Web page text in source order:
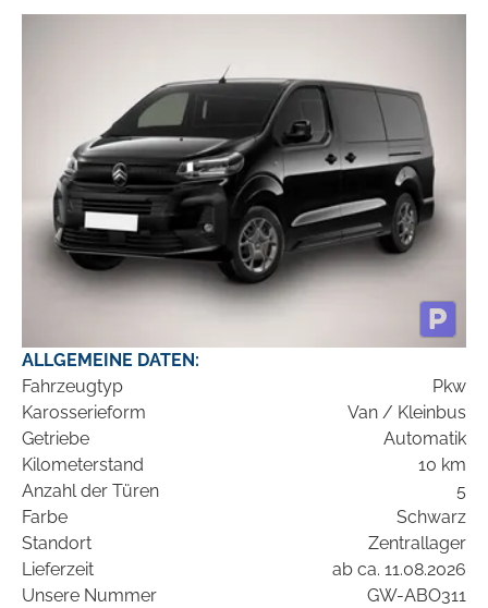
ALLGEMEINE DATEN:
Fahrzeugtyp
Pkw
Karosserieform
Van / Kleinbus
Getriebe
Automatik
Kilometerstand
10 km
Anzahl der Türen
5
Farbe
Schwarz
Standort
Zentrallager
Lieferzeit
ab ca. 11.08.2026
Unsere Nummer
GW-ABO311